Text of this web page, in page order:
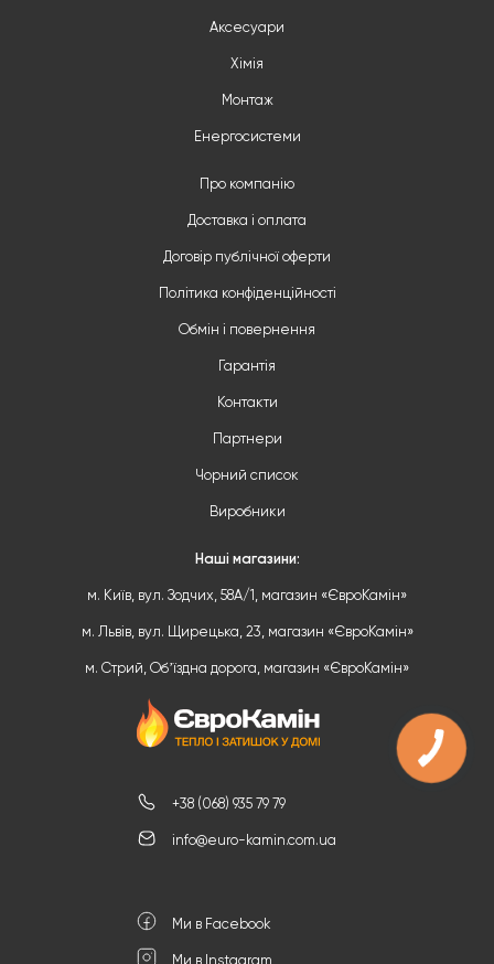
+38 (068) 935 79 79
info@euro-kamin.com.ua
Ми в Facebook
Ми в Instagram
Аксесуари
Хімія
Монтаж
Енергосистеми
Про компанію
Доставка і оплата
Договір публічної оферти
Політика конфіденційності
Обмін і повернення
Гарантія
Контакти
Партнери
Чорний список
Виробники
Наші магазини:
м. Київ, вул. Зодчих, 58А/1, магазин «ЄвроКамін»
м. Львів, вул. Щирецька, 23, магазин «ЄвроКамін»
м. Стрий, Обʼїздна дорога, магазин «ЄвроКамін»